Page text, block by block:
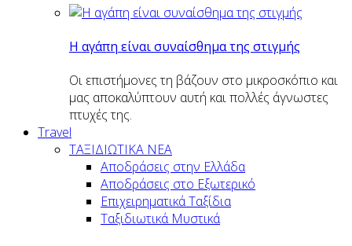
Η αγάπη είναι συναίσθημα της στιγμής
Οι επιστήμονες τη βάζουν στο μικροσκόπιο και
μας αποκαλύπτουν αυτή και πολλές άγνωστες
πτυχές της.
Travel
ΤΑΞΙΔΙΩΤΙΚΑ ΝΕΑ
Αποδράσεις στην Ελλάδα
Αποδράσεις στο Εξωτερικό
Επιχειρηματικά Ταξίδια
Ταξιδιωτικά Μυστικά